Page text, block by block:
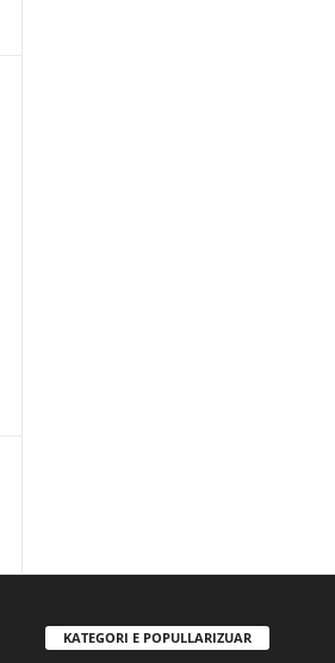
KATEGORI E POPULLARIZUAR